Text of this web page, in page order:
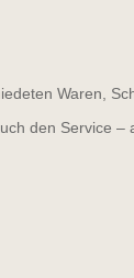
Waren,
den Service